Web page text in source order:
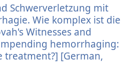
окне)
Schwerverletzung mit
Wie komplex ist die
Witnesses and
hemorrhaging:
treatment?] [German,